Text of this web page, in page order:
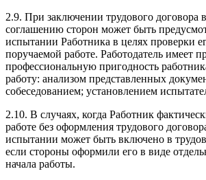
2.9. При заключении трудового договора
соглашению сторон может быть
испытании Работника в целях проверки
поручаемой работе. Работодатель имеет
профессиональную пригодность
работу: анализом представленных
собеседованием; установлением
2.10. В случаях, когда Работник
работе без оформления трудового
испытании может быть включено в
если стороны оформили его в виде
начала работы.